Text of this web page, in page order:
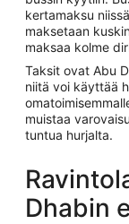
kertamaksu
maksetaan
maksaa kolme
Taksit ovat Abu
niitä voi käyttää
muistaa
tuntua hurjalta.
Dhabin